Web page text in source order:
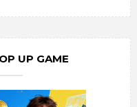
UP GAME